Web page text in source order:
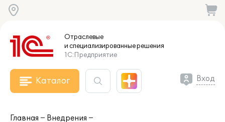
Отраслевые
и специализированныерешения
1С:Предприятие
Каталог Вход
Главная
Внедрения